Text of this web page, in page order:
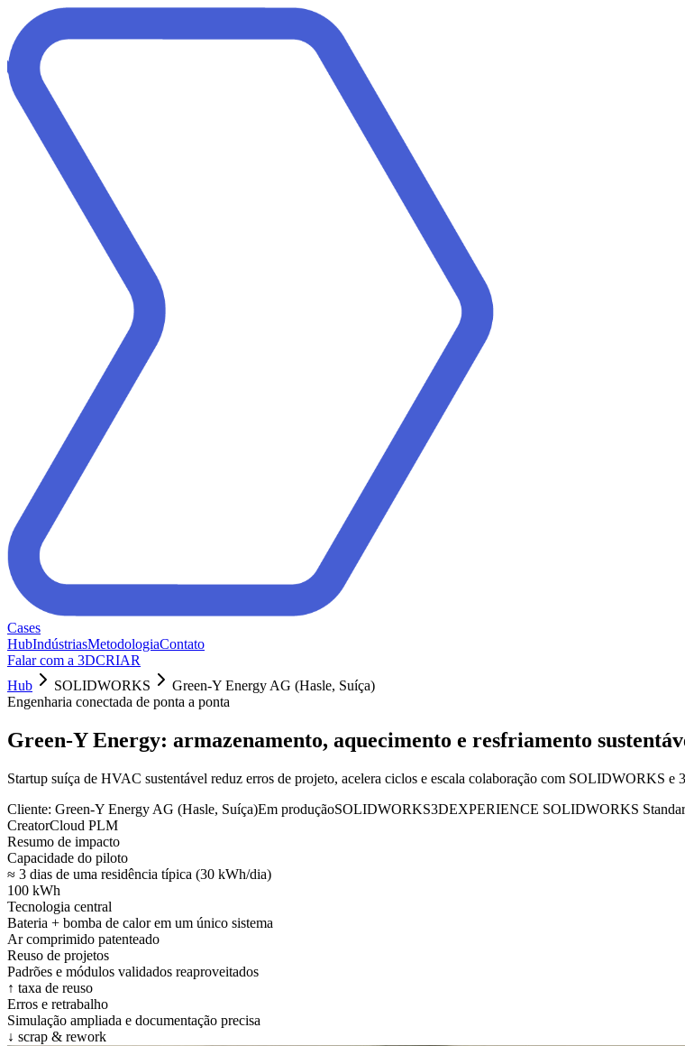
Cases
HubIndústriasMetodologiaContato
Falar com a 3DCRIAR
Hub
SOLIDWORKS
Green-Y Energy AG (Hasle, Suíça)
Engenharia conectada de ponta a ponta
Green-Y Energy: armazenamento, aquecimento e resfriamento
Startup suíça de HVAC sustentável reduz erros de projeto, acelera ciclos e escala colaboração com SOLIDWORKS
Cliente: Green-Y Energy AG (Hasle, Suíça)Em produçãoSOLIDWORKS3DEXPERIENCE SOLIDWORKS
CreatorCloud PLM
Resumo de impacto
Capacidade do piloto
≈ 3 dias de uma residência típica (30 kWh/dia)
100 kWh
Tecnologia central
Bateria + bomba de calor em um único sistema
Ar comprimido patenteado
Reuso de projetos
Padrões e módulos validados reaproveitados
↑ taxa de reuso
Erros e retrabalho
Simulação ampliada e documentação precisa
↓ scrap & rework